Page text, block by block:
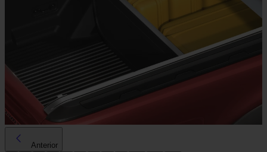
Anterior